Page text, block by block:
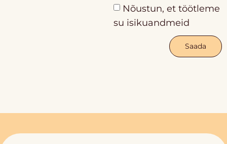
Nõustun, et töötleme
su isikuandmeid
Saada